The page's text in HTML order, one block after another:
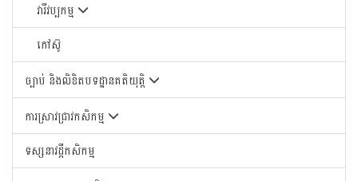
វារីវប្បកម្ម
កៅស៊ូ
ច្បាប់ និងលិខិតបទដ្ឋានគតិយុត្តិ
ការស្រាវជ្រាវកសិកម្ម
ទស្សនាវដ្តីកសិកម្ម